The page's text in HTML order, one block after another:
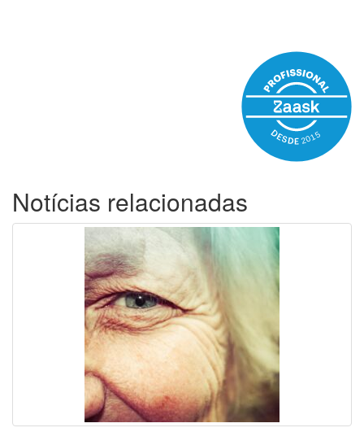
Notícias relacionadas